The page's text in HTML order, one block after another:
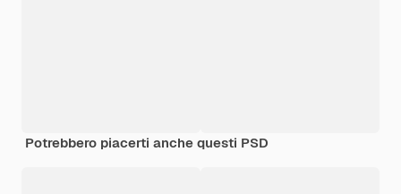
Potrebbero piacerti anche questi PSD